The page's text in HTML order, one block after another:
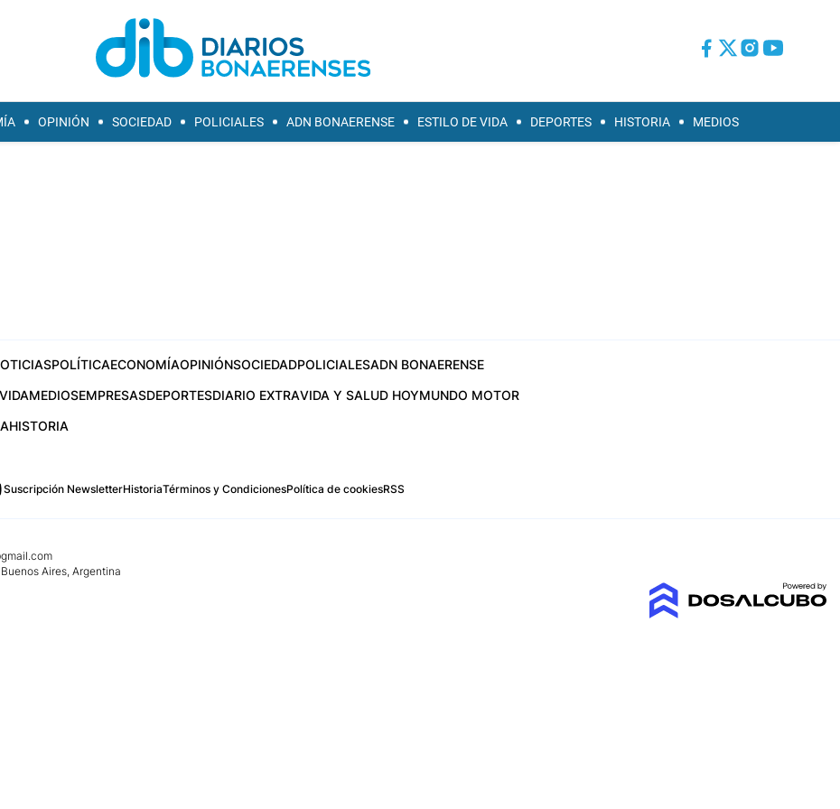
OPINIÓN SOCIEDAD POLICIALES ADN BONAERENSE ESTILO DE VIDA DEPORTES HISTORIA MEDIOS
POLÍTICAECONOMÍAOPINIÓNSOCIEDADPOLICIALESADN BONAERENSE
MEDIOSEMPRESASDEPORTESDIARIO EXTRAVIDA Y SALUD HOYMUNDO MOTOR
HISTORIA
Suscripción NewsletterHistoriaTérminos y CondicionesPolítica de cookiesRSS
Aires, Argentina